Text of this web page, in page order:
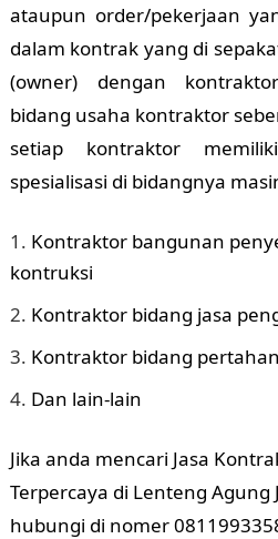
ataupun order/pekerjaan
dalam kontrak yang di
(owner) dengan
bidang usaha kontraktor
setiap kontraktor
spesialisasi di bidangnya
Kontraktor bangunan
kontruksi
Kontraktor bidang jasa
Kontraktor bidang
Dan lain-lain
Jika anda mencari Jasa
Terpercaya di Lenteng Agung
hubungi di nomer